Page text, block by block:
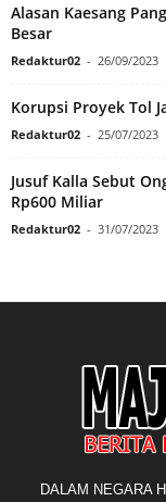
Alasan Kaesang
Besar
Redaktur02 - 26/09/2023
Korupsi Proyek Tol
Redaktur02 - 25/07/2023
Jusuf Kalla Sebut
Rp600 Miliar
Redaktur02 - 31/07/2023
DALAM NEGARA